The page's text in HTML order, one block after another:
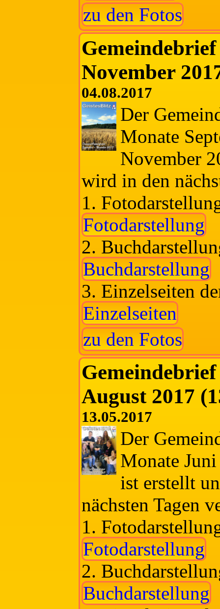
zu den Fotos
November
04.08.2017
Der
Monate
November
wird in den
1.
Fotodarstellung
2.
Buchdarstellung
3. Einzelseiten
Einzelseiten
zu den Fotos
August 2017
13.05.2017
Der
Monate
ist erstellt
nächsten Tagen
1.
Fotodarstellung
2.
Buchdarstellung